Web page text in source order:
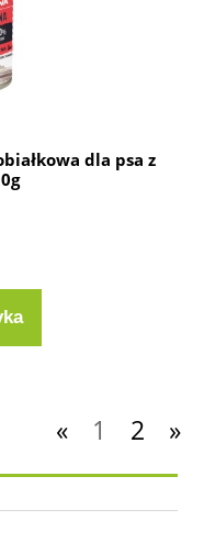
dla psa z
« 1 2 »